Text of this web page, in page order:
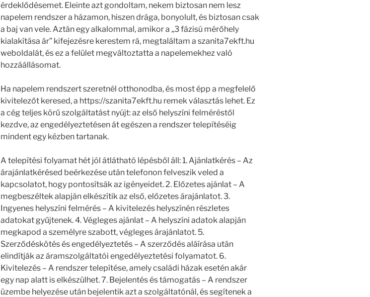
érdeklődésemet. Eleinte azt gondoltam, nekem biztosan nem lesz
napelem rendszer a házamon, hiszen drága, bonyolult, és biztosan csak
a baj van vele. Aztán egy alkalommal, amikor a „3 fázisú mérőhely
kialakítása ár” kifejezésre kerestem rá, megtaláltam a szanita7ekft.hu
weboldalát, és ez a felület megváltoztatta a napelemekhez való
hozzáállásomat.
Ha napelem rendszert szeretnél otthonodba, és most épp a megfelelő
kivitelezőt keresed, a https://szanita7ekft.hu remek választás lehet. Ez
a cég teljes körű szolgáltatást nyújt: az első helyszíni felméréstől
kezdve, az engedélyeztetésen át egészen a rendszer telepítéséig
mindent egy kézben tartanak.
A telepítési folyamat hét jól átlátható lépésből áll: 1. Ajánlatkérés – Az
árajánlatkérésed beérkezése után telefonon felveszik veled a
kapcsolatot, hogy pontosítsák az igényeidet. 2. Előzetes ajánlat – A
megbeszéltek alapján elkészítik az első, előzetes árajánlatot. 3.
Ingyenes helyszíni felmérés – A kivitelezés helyszínén részletes
adatokat gyűjtenek. 4. Végleges ajánlat – A helyszíni adatok alapján
megkapod a személyre szabott, végleges árajánlatot. 5.
Szerződéskötés és engedélyeztetés – A szerződés aláírása után
elindítják az áramszolgáltatói engedélyeztetési folyamatot. 6.
Kivitelezés – A rendszer telepítése, amely családi házak esetén akár
egy nap alatt is elkészülhet. 7. Bejelentés és támogatás – A rendszer
üzembe helyezése után bejelentik azt a szolgáltatónál, és segítenek a